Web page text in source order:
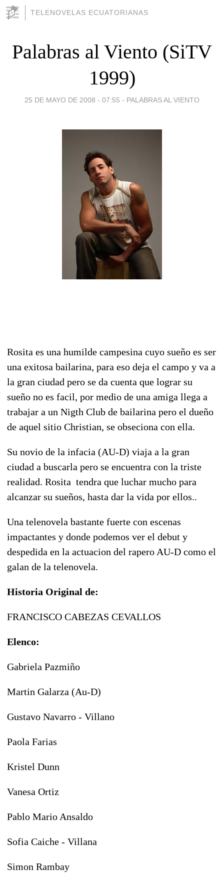
TELENOVELAS ECUATORIANAS
Palabras al Viento (SiTV
1999)
25 DE MAYO DE 2008 - 07:55 - PALABRAS AL VIENTO
Rosita es una humilde campesina cuyo sueño es ser
una exitosa bailarina, para eso deja el campo y va a
la gran ciudad pero se da cuenta que lograr su
sueño no es facil, por medio de una amiga llega a
trabajar a un Nigth Club de bailarina pero el dueño
de aquel sitio Christian, se obseciona con ella.
Su novio de la infacia (AU-D) viaja a la gran
ciudad a buscarla pero se encuentra con la triste
realidad. Rosita tendra que luchar mucho para
alcanzar su sueños, hasta dar la vida por ellos..
Una telenovela bastante fuerte con escenas
impactantes y donde podemos ver el debut y
despedida en la actuacion del rapero AU-D como el
galan de la telenovela.
Historia Original de:
FRANCISCO CABEZAS CEVALLOS
Elenco:
Gabriela Pazmiño
Martin Galarza (Au-D)
Gustavo Navarro - Villano
Paola Farias
Kristel Dunn
Vanesa Ortiz
Pablo Mario Ansaldo
Sofia Caiche - Villana
Simon Rambay